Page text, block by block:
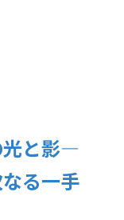
光と影—
る一手